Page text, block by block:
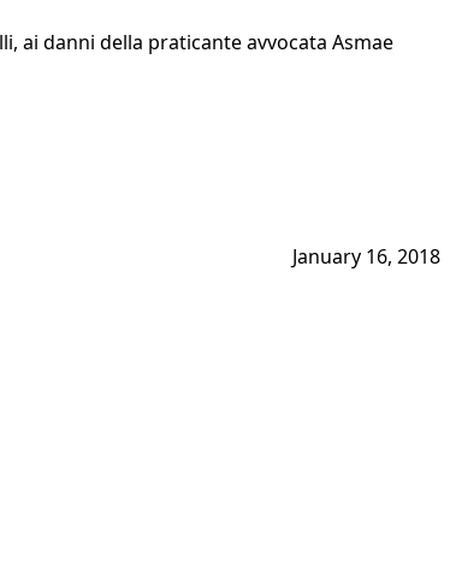
ai danni della praticante avvocata Asmae
January 16, 2018